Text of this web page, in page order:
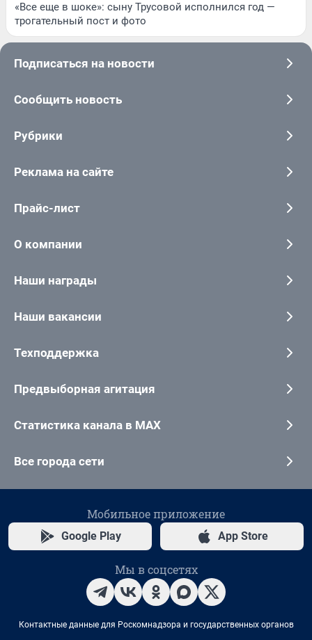
«Все еще в шоке»: сыну Трусовой исполнился год —
трогательный пост и фото
Подписаться на новости
Сообщить новость
Рубрики
Реклама на сайте
Прайс-лист
О компании
Наши награды
Наши вакансии
Техподдержка
Предвыборная агитация
Статистика канала в MAX
Все города сети
Мобильное приложение
Google Play App Store
Мы в соцсетях
Контактные данные для Роскомнадзора и государственных органов